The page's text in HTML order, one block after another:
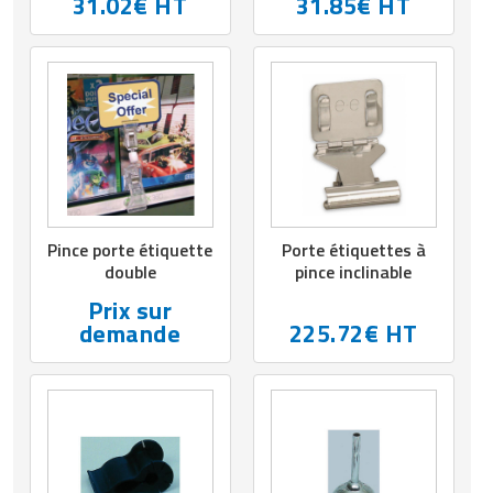
Matériel de musculation
Vêtement sportif
Rôtisserie professionnelle
Sautause professionnelle
Table de cuisson professionnelle
Tables de préparation réfrigérées
Ustensile de cuisine
Vitrines réfrigérées
Pince porte étiquette
double
Prix sur
demande
Porte étiquettes à
pince inclinable
225.72€ HT